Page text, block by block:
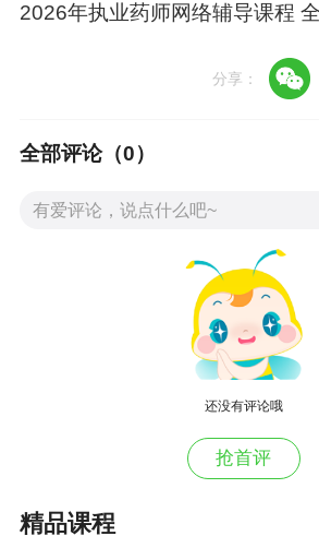
边学边练，达到进一步巩固学习
助学员模拟实战，增加考试通过
括章节练习、随机练习、自助练
学习效果的目的。在考前冲刺阶
金量考前模拟试题，帮助学员模
2016年执业药师考试辅导招生方
医学教育网网络课程智能题库>>
2026年执业药师网络辅导课程
分享：
全部评论（0）
还没有评论哦
抢首评
精品课程